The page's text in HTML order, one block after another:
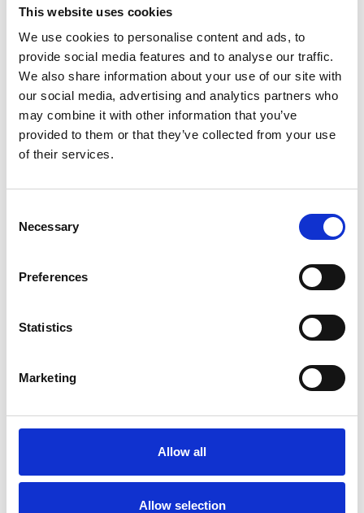
This website uses cookies
We use cookies to personalise content and ads, to
provide social media features and to analyse our traffic.
We also share information about your use of our site with
our social media, advertising and analytics partners who
may combine it with other information that you’ve
provided to them or that they’ve collected from your use
of their services.
Selection
Necessary
Preferences
Statistics
Marketing
Allow all
Allow selection
Nel primo semestre è aumentata fortemente la
costruzione di nuove abitazioni
Repubblica Ceca
La Škoda avvia la produzione del suo SUV Peaq